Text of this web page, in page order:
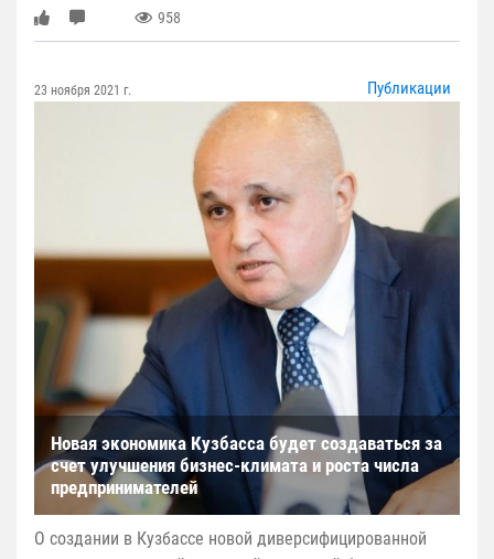
958
23 ноября 2021 г. Публикации
Новая экономика Кузбасса будет создаваться за
счет улучшения бизнес-климата и роста числа
предпринимателей
О создании в Кузбассе новой диверсифицированной